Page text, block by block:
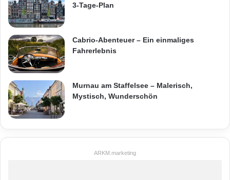
3-Tage-Plan
Cabrio-Abenteuer – Ein einmaliges
Fahrerlebnis
Murnau am Staffelsee – Malerisch,
Mystisch, Wunderschön
ARKM.marketing